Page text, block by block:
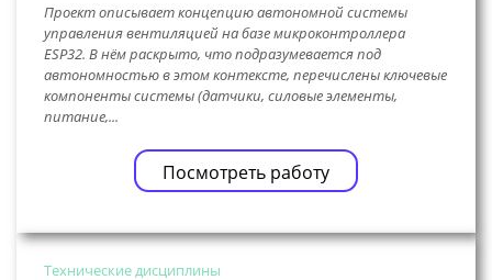
Проект описывает концепцию автономной системы
управления вентиляцией на базе микроконтроллера
ESP32. В нём раскрыто, что подразумевается под
автономностью в этом контексте, перечислены ключевые
компоненты системы (датчики, силовые элементы,
питание,...
Посмотреть работу
Технические дисциплины